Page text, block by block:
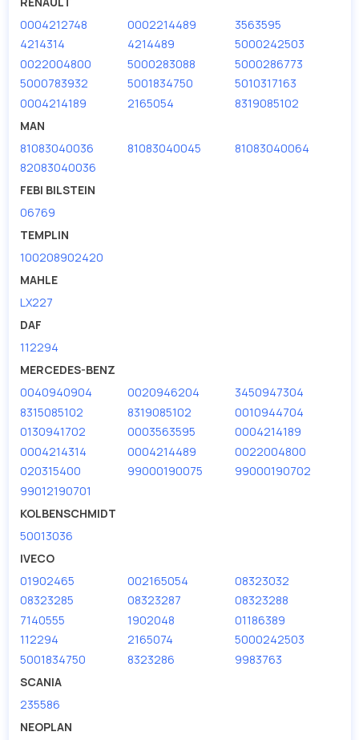
Мы продаем сертифицированные колодки тормозные
дисковые с гарантией от производителя TRUCKTEC.
Производитель TRUCKTEC
0004212748
0002214489
3563595
4214314
4214489
5000242503
0022004800
5000283088
5000286773
5000783932
5001834750
5010317163
0004214189
2165054
8319085102
MAN
81083040036
81083040045
81083040064
82083040036
FEBI BILSTEIN
06769
TEMPLIN
100208902420
MAHLE
LX227
DAF
112294
MERCEDES-BENZ
0040940904
0020946204
3450947304
8315085102
8319085102
0010944704
0130941702
0003563595
0004214189
0004214314
0004214489
0022004800
020315400
99000190075
99000190702
99012190701
KOLBENSCHMIDT
50013036
IVECO
01902465
002165054
08323032
08323285
08323287
08323288
7140555
1902048
01186389
112294
2165074
5000242503
5001834750
8323286
9983763
SCANIA
235586
NEOPLAN